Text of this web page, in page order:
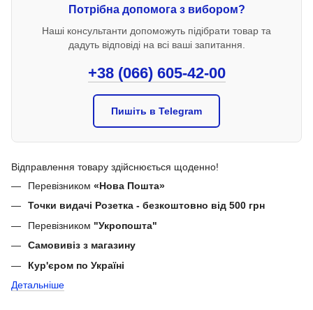
Потрібна допомога з вибором?
Наші консультанти допоможуть підібрати товар та
дадуть відповіді на всі ваші запитання.
+38 (066) 605-42-00
Пишіть в Telegram
Відправлення товару здійснюється щоденно!
Перевізником «Нова Пошта»
Точки видачі Розетка - безкоштовно від 500 грн
Перевізником "Укропошта"
Самовивіз з магазину
Кур'єром по Україні
Детальніше